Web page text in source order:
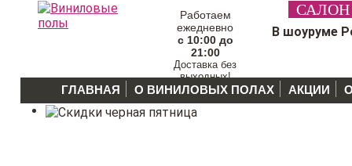
товара
Работаем
ежедневно
с 10:00 до
21:00
Доставка без
выходных!
В шоуруме
ГЛАВНАЯ О ВИНИЛОВЫХ ПОЛАХ АКЦИИ